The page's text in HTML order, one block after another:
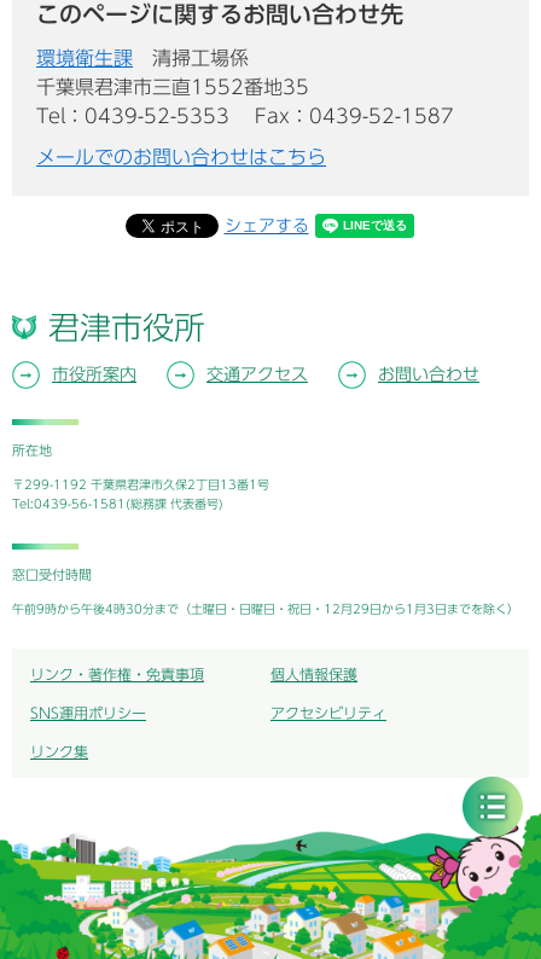
このページに関するお問い合わせ先
環境衛生課
清掃工場係
千葉県君津市三直1552番地35
Tel：0439-52-5353
Fax：0439-52-1587
メールでのお問い合わせはこちら
シェアする
君津市役所
市役所案内 交通アクセス お問い合わせ
所在地
〒299-1192 千葉県君津市久保2丁目13番1号
Tel:0439-56-1581(総務課 代表番号)
窓口受付時間
午前9時から午後4時30分まで（土曜日・日曜日・祝日・12月29日から1月3日までを除く）
リンク・著作権・免責事項 個人情報保護
SNS運用ポリシー アクセシビリティ
リンク集